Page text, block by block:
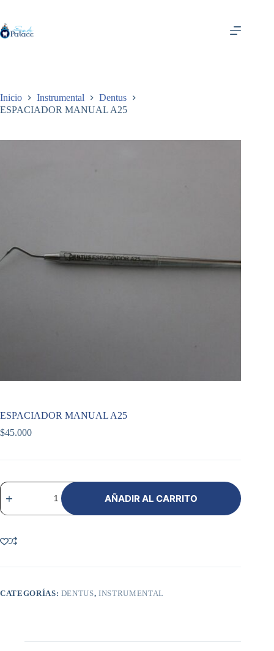
contenido
Inicio Instrumental
Dentus
ESPACIADOR MANUAL A25
ESPACIADOR MANUAL A25
$45.000
ESPACIADOR
MANUAL
A25
cantidad
AÑADIR AL CARRITO
CATEGORÍAS: DENTUS,INSTRUMENTAL